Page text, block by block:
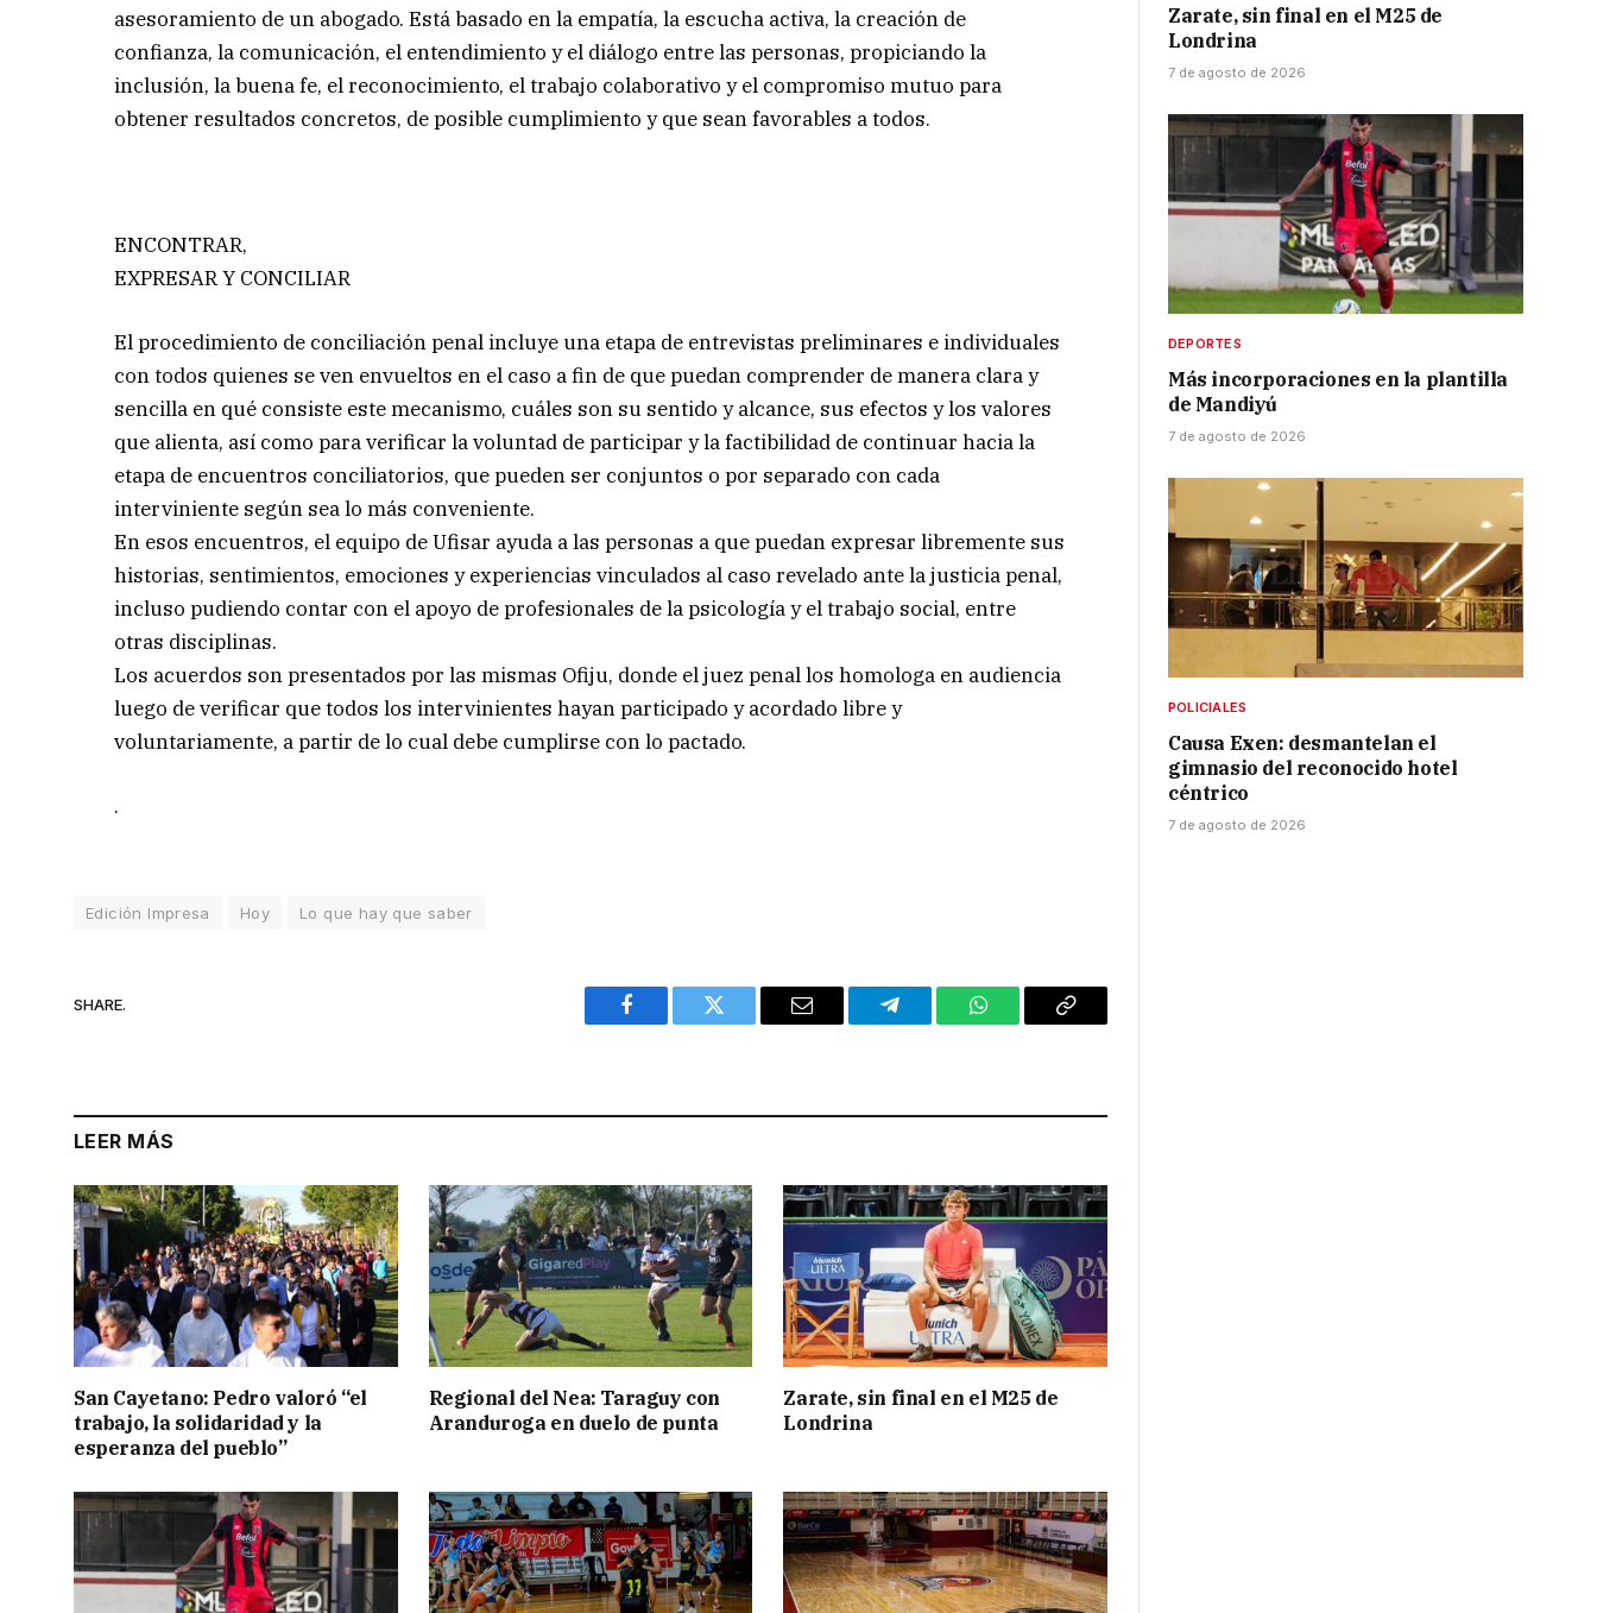
asesoramiento de un abogado. Está basado en la empatía, la escucha activa, la creación de
confianza, la comunicación, el entendimiento y el diálogo entre las personas, propiciando la
inclusión, la buena fe, el reconocimiento, el trabajo colaborativo y el compromiso mutuo para
obtener resultados concretos, de posible cumplimiento y que sean favorables a todos.
ENCONTRAR,
EXPRESAR Y CONCILIAR
El procedimiento de conciliación penal incluye una etapa de entrevistas preliminares e individuales
con todos quienes se ven envueltos en el caso a fin de que puedan comprender de manera clara y
sencilla en qué consiste este mecanismo, cuáles son su sentido y alcance, sus efectos y los valores
que alienta, así como para verificar la voluntad de participar y la factibilidad de continuar hacia la
etapa de encuentros conciliatorios, que pueden ser conjuntos o por separado con cada
interviniente según sea lo más conveniente.
En esos encuentros, el equipo de Ufisar ayuda a las personas a que puedan expresar libremente sus
historias, sentimientos, emociones y experiencias vinculados al caso revelado ante la justicia penal,
incluso pudiendo contar con el apoyo de profesionales de la psicología y el trabajo social, entre
otras disciplinas.
Los acuerdos son presentados por las mismas Ofiju, donde el juez penal los homologa en audiencia
luego de verificar que todos los intervinientes hayan participado y acordado libre y
voluntariamente, a partir de lo cual debe cumplirse con lo pactado.
.
Edición Impresa Hoy Lo que hay que saber
SHARE.
Facebook Twitter Email Telegram WhatsAppCopy
LEER MÁS
San Cayetano: Pedro valoró “el
trabajo, la solidaridad y la
esperanza del pueblo”
Regional del Nea: Taraguy con
Aranduroga en duelo de punta
Zarate, sin final en el M25 de
Londrina
Zarate, sin final en el M25 de
Londrina
7 de agosto de 2026
DEPORTES
Más incorporaciones en la plantilla
de Mandiyú
7 de agosto de 2026
POLICIALES
Causa Exen: desmantelan el
gimnasio del reconocido hotel
céntrico
7 de agosto de 2026